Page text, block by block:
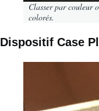
Classer par couleur
colorés.
Dispositif Case